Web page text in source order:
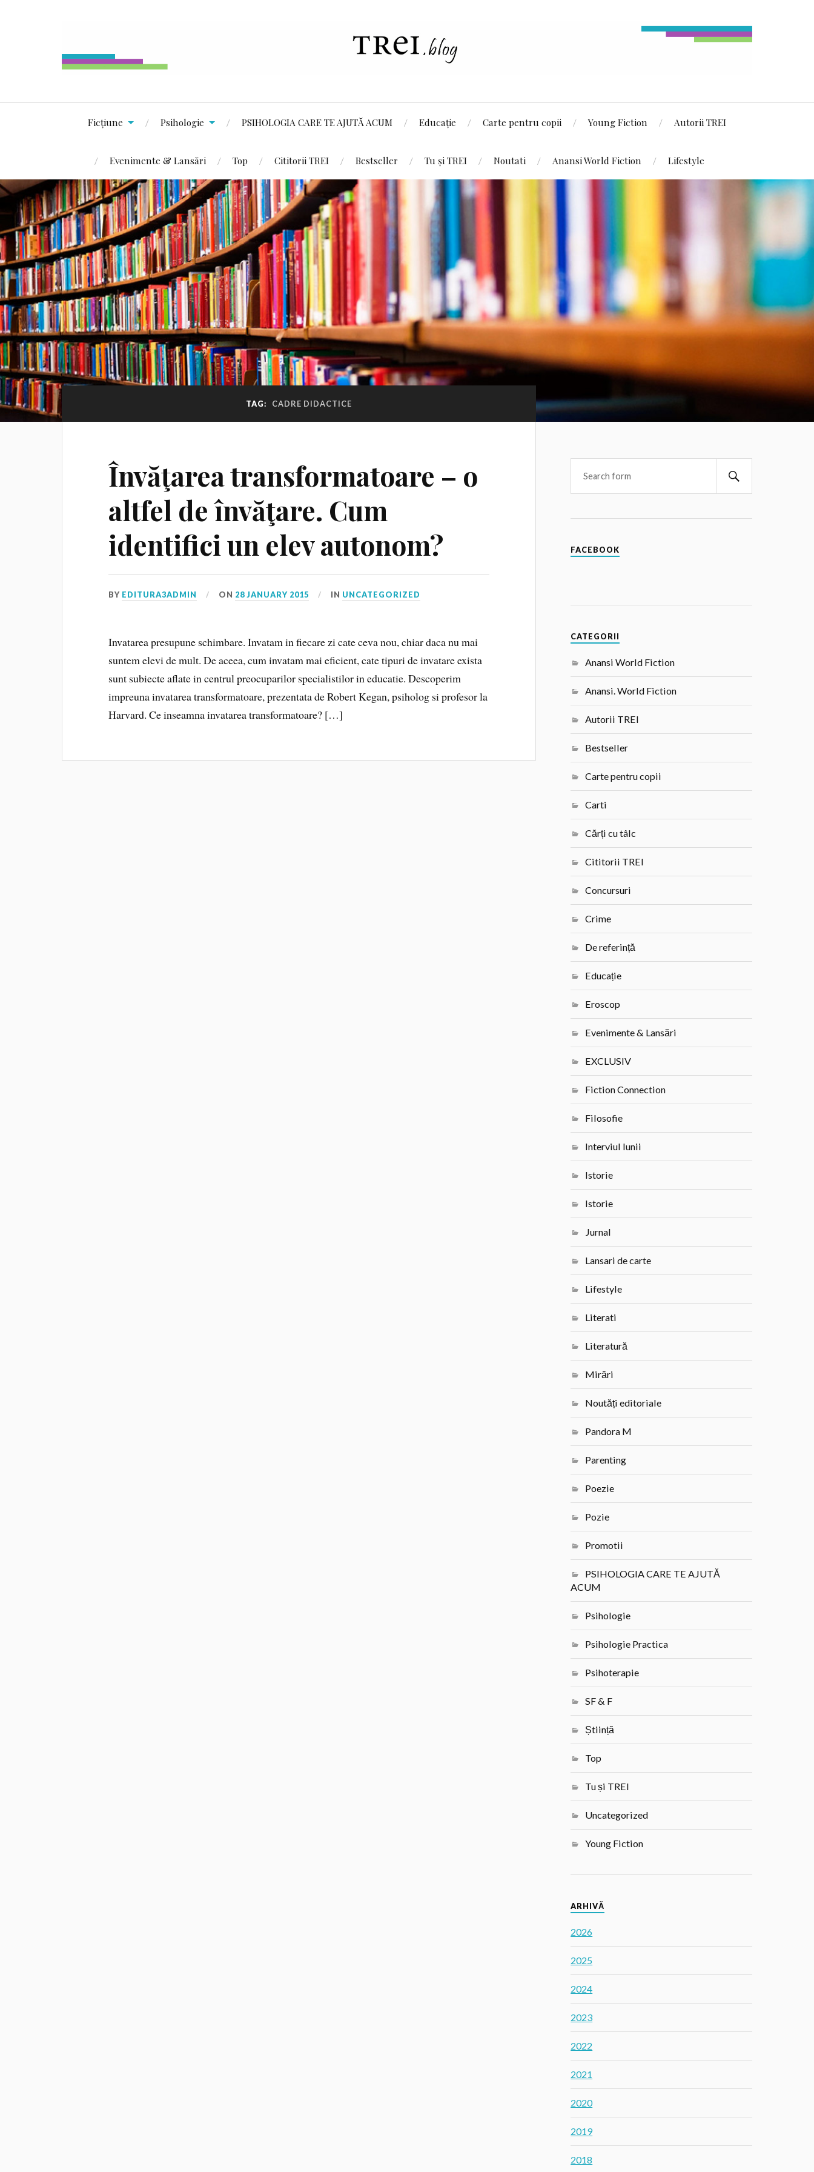
Ficțiune Psihologie PSIHOLOGIA CARE TE AJUTĂ ACUM Educație Carte pentru copii Young Fiction Autorii TREI
Evenimente & Lansări Top Cititorii TREI Bestseller Tu și TREI Noutati Anansi World Fiction Lifestyle
TAG: CADRE DIDACTICE
Învăţarea transformatoare – o
altfel de învăţare. Cum
identifici un elev autonom?
BY EDITURA3ADMIN ON 28 JANUARY 2015 IN UNCATEGORIZED
Invatarea presupune schimbare. Invatam in fiecare zi cate ceva nou, chiar daca nu mai
suntem elevi de mult. De aceea, cum invatam mai eficient, cate tipuri de invatare exista
sunt subiecte aflate in centrul preocuparilor specialistilor in educatie. Descoperim
impreuna invatarea transformatoare, prezentata de Robert Kegan, psiholog si profesor la
Harvard. Ce inseamna invatarea transformatoare? […]
FACEBOOK
CATEGORII
Anansi World Fiction
Anansi. World Fiction
Autorii TREI
Bestseller
Carte pentru copii
Carti
Cărți cu tâlc
Cititorii TREI
Concursuri
Crime
De referință
Educație
Eroscop
Evenimente & Lansări
EXCLUSIV
Fiction Connection
Filosofie
Interviul lunii
Istorie
Istorie
Jurnal
Lansari de carte
Lifestyle
Literati
Literatură
Mirări
Noutăți editoriale
Pandora M
Parenting
Poezie
Pozie
Promotii
PSIHOLOGIA CARE TE AJUTĂ
ACUM
Psihologie
Psihologie Practica
Psihoterapie
SF & F
Știință
Top
Tu și TREI
Uncategorized
Young Fiction
ARHIVĂ
2026
2025
2024
2023
2022
2021
2020
2019
2018